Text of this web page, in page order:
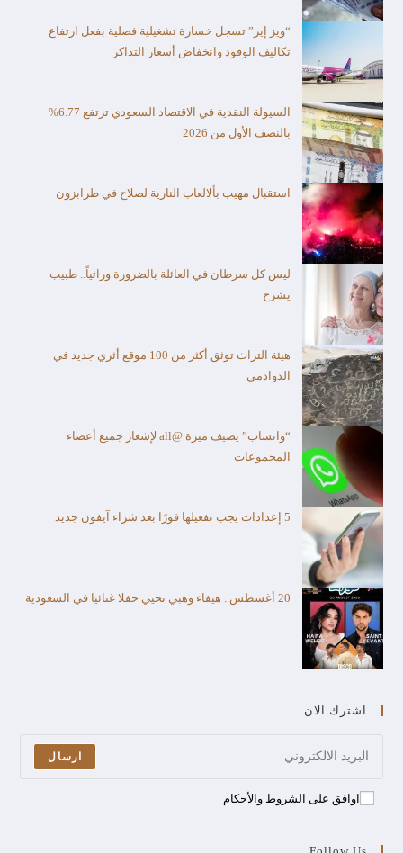
“ويز إير” تسجل خسارة تشغيلية فصلية بفعل ارتفاع
تكاليف الوقود وانخفاض أسعار التذاكر
السيولة النقدية في الاقتصاد السعودي ترتفع 6.77%
بالنصف الأول من 2026
استقبال مهيب بألالعاب النارية لصلاح في طرابزون
ليس كل سرطان في العائلة بالضرورة وراثياً.. طبيب
يشرح
هيئة التراث توثق أكثر من 100 موقع أثري جديد في
الدوادمي
“واتساب” يضيف ميزة @all لإشعار جميع أعضاء
المجموعات
5 إعدادات يجب تفعيلها فورًا بعد شراء آيفون جديد
20 أغسطس.. هيفاء وهبي تحيي حفلا غنائيا في السعودية
اشترك الان
ارسال
اوافق على الشروط والأحكام